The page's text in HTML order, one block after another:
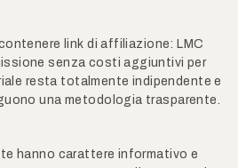
link di affiliazione: LMC
senza costi aggiuntivi per
resta totalmente indipendente e
una metodologia trasparente.
hanno carattere informativo e